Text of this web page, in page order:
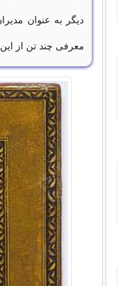
دیگر به عنوان
معرفی چند تن از این